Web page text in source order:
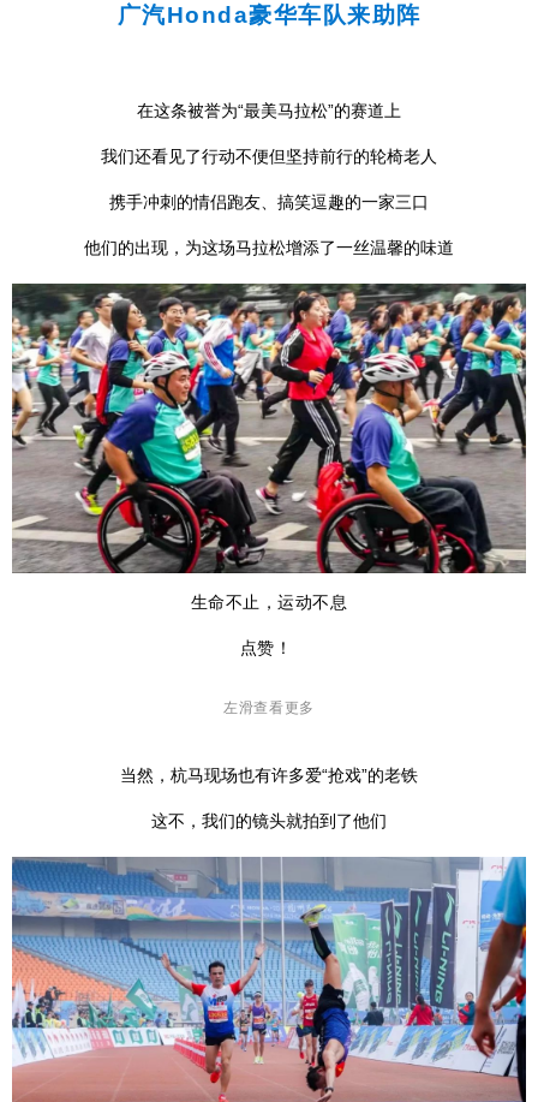
广汽Honda豪华车队来助阵
在这条被誉为“最美马拉松”的赛道上
我们还看见了行动不便但坚持前行的轮椅老人
携手冲刺的情侣跑友、搞笑逗趣的一家三口
他们的出现，为这场马拉松增添了一丝温馨的味道
生命不止，运动不息
点赞！
左滑查看更多
当然，杭马现场也有许多爱“抢戏”的老铁
这不，我们的镜头就拍到了他们